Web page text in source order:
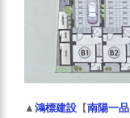
▲ 鴻標建設 【南陽一品